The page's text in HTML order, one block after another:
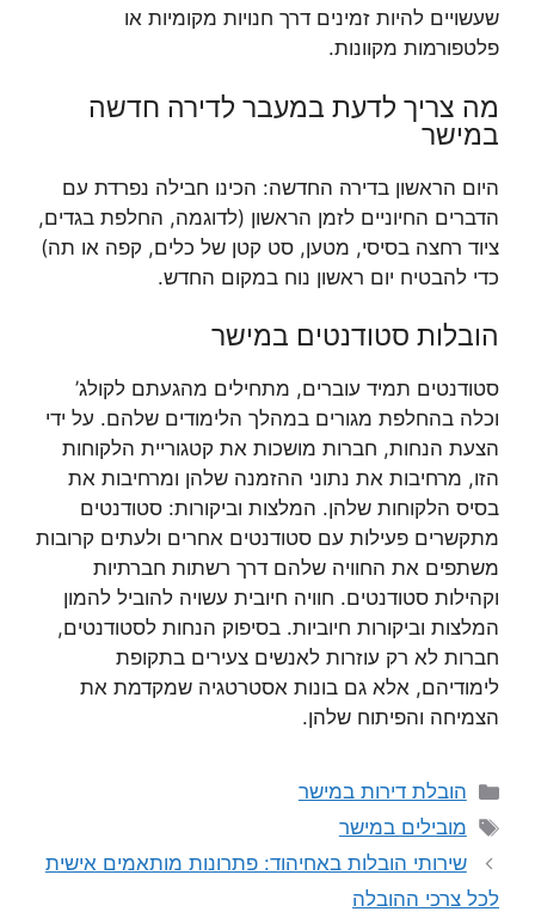
שעשויים להיות זמינים דרך חנויות מקומיות או
פלטפורמות מקוונות.
מה צריך לדעת במעבר לדירה חדשה
במישר
היום הראשון בדירה החדשה: הכינו חבילה נפרדת עם
הדברים החיוניים לזמן הראשון (לדוגמה, החלפת בגדים,
ציוד רחצה בסיסי, מטען, סט קטן של כלים, קפה או תה)
כדי להבטיח יום ראשון נוח במקום החדש.
הובלות סטודנטים במישר
סטודנטים תמיד עוברים, מתחילים מהגעתם לקולג’
וכלה בהחלפת מגורים במהלך הלימודים שלהם. על ידי
הצעת הנחות, חברות מושכות את קטגוריית הלקוחות
הזו, מרחיבות את נתוני ההזמנה שלהן ומרחיבות את
בסיס הלקוחות שלהן. המלצות וביקורות: סטודנטים
מתקשרים פעילות עם סטודנטים אחרים ולעתים קרובות
משתפים את החוויה שלהם דרך רשתות חברתיות
וקהילות סטודנטים. חוויה חיובית עשויה להוביל להמון
המלצות וביקורות חיוביות. בסיפוק הנחות לסטודנטים,
חברות לא רק עוזרות לאנשים צעירים בתקופת
לימודיהם, אלא גם בונות אסטרטגיה שמקדמת את
הצמיחה והפיתוח שלהן.
קטגוריות
הובלת דירות במישר
תגיות
מובילים במישר
שירותי הובלות באחיהוד: פתרונות מותאמים אישית
לכל צרכי ההובלה